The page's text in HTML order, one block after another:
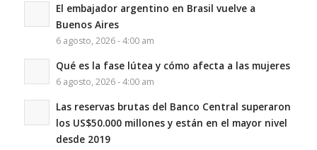
El embajador argentino en Brasil vuelve a
Buenos Aires
6 agosto, 2026 - 4:00 am
Qué es la fase lútea y cómo afecta a las mujeres
6 agosto, 2026 - 4:00 am
Las reservas brutas del Banco Central superaron
los US$50.000 millones y están en el mayor nivel
desde 2019